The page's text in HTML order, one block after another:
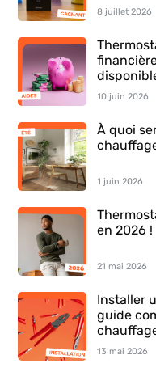
8 juillet 2026
10 juin 2026
À quoi
1 juin 2026
en 2026 !
21 mai 2026
Installer
guide
13 mai 2026